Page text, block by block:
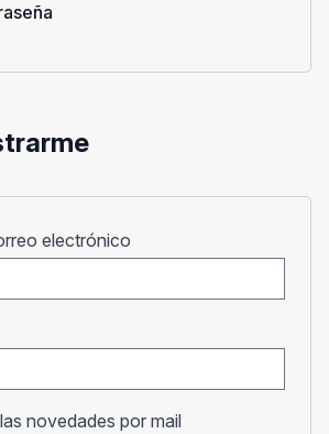
electrónico
novedades por mail